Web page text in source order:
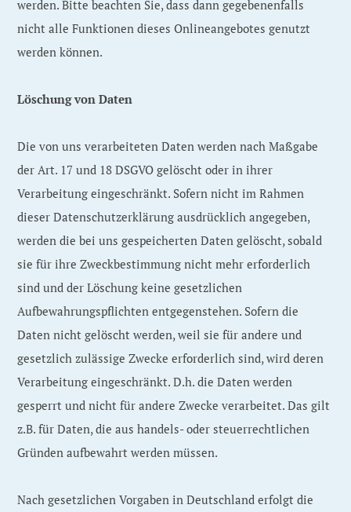
werden. Bitte beachten Sie, dass dann gegebenenfalls
nicht alle Funktionen dieses Onlineangebotes genutzt
werden können.
Löschung von Daten
Die von uns verarbeiteten Daten werden nach Maßgabe
der Art. 17 und 18 DSGVO gelöscht oder in ihrer
Verarbeitung eingeschränkt. Sofern nicht im Rahmen
dieser Datenschutzerklärung ausdrücklich angegeben,
werden die bei uns gespeicherten Daten gelöscht, sobald
sie für ihre Zweckbestimmung nicht mehr erforderlich
sind und der Löschung keine gesetzlichen
Aufbewahrungspflichten entgegenstehen. Sofern die
Daten nicht gelöscht werden, weil sie für andere und
gesetzlich zulässige Zwecke erforderlich sind, wird deren
Verarbeitung eingeschränkt. D.h. die Daten werden
gesperrt und nicht für andere Zwecke verarbeitet. Das gilt
z.B. für Daten, die aus handels- oder steuerrechtlichen
Gründen aufbewahrt werden müssen.
Nach gesetzlichen Vorgaben in Deutschland erfolgt die